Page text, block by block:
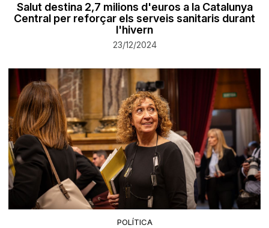
Salut destina 2,7 milions d'euros a la Catalunya
Central per reforçar els serveis sanitaris durant
l'hivern
23/12/2024
POLÍTICA